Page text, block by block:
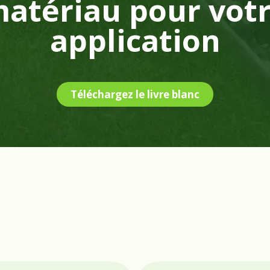
pour
application
Téléchargez le livre blanc